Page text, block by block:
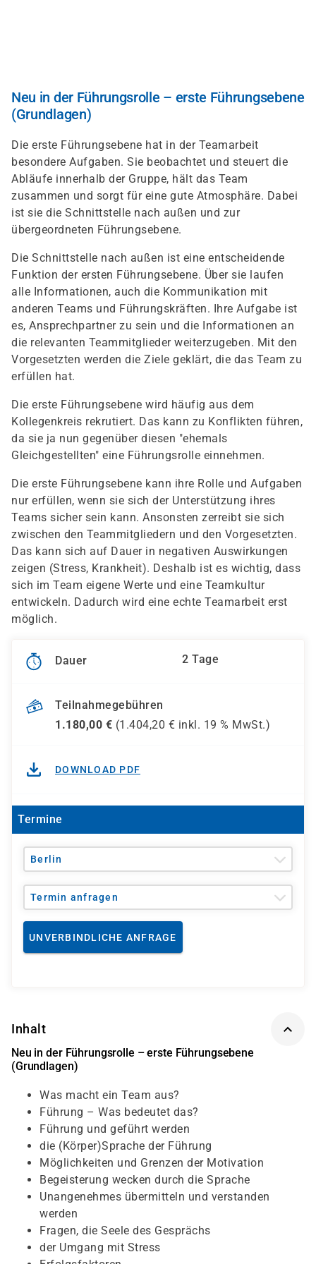
Neu in der Führungsrolle – erste Führungsebene
(Grundlagen)
Die erste Führungsebene hat in der Teamarbeit
besondere Aufgaben. Sie beobachtet und steuert die
Abläufe innerhalb der Gruppe, hält das Team
zusammen und sorgt für eine gute Atmosphäre. Dabei
ist sie die Schnittstelle nach außen und zur
übergeordneten Führungsebene.
Die Schnittstelle nach außen ist eine entscheidende
Funktion der ersten Führungsebene. Über sie laufen
alle Informationen, auch die Kommunikation mit
anderen Teams und Führungskräften. Ihre Aufgabe ist
es, Ansprechpartner zu sein und die Informationen an
die relevanten Teammitglieder weiterzugeben. Mit den
Vorgesetzten werden die Ziele geklärt, die das Team zu
erfüllen hat.
Die erste Führungsebene wird häufig aus dem
Kollegenkreis rekrutiert. Das kann zu Konflikten führen,
da sie ja nun gegenüber diesen "ehemals
Gleichgestellten" eine Führungsrolle einnehmen.
Die erste Führungsebene kann ihre Rolle und Aufgaben
nur erfüllen, wenn sie sich der Unterstützung ihres
Teams sicher sein kann. Ansonsten zerreibt sie sich
zwischen den Teammitgliedern und den Vorgesetzten.
Das kann sich auf Dauer in negativen Auswirkungen
zeigen (Stress, Krankheit). Deshalb ist es wichtig, dass
sich im Team eigene Werte und eine Teamkultur
entwickeln. Dadurch wird eine echte Teamarbeit erst
möglich.
Dauer 2 Tage
Teilnahmegebühren
1.180,00 € (1.404,20 € inkl. 19 % MwSt.)
DOWNLOAD PDF
Termine
Berlin
Termin anfragen
UNVERBINDLICHE ANFRAGE
Inhalt
Neu in der Führungsrolle – erste Führungsebene
(Grundlagen)
Was macht ein Team aus?
Führung – Was bedeutet das?
Führung und geführt werden
die (Körper)Sprache der Führung
Möglichkeiten und Grenzen der Motivation
Begeisterung wecken durch die Sprache
Unangenehmes übermitteln und verstanden
werden
Fragen, die Seele des Gesprächs
der Umgang mit Stress